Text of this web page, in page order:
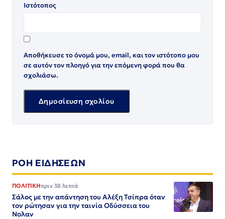
Ιστότοπος
Αποθήκευσε το όνομά μου, email, και τον ιστότοπο μου
σε αυτόν τον πλοηγό για την επόμενη φορά που θα
σχολιάσω.
ΡΟΗ ΕΙΔΗΣΕΩΝ
ΠΟΛΙΤΙΚΗπριν 38 λεπτά
Σάλος με την απάντηση του Αλέξη Τσίπρα όταν
τον ρώτησαν για την ταινία Οδύσσεια του
Νολαν